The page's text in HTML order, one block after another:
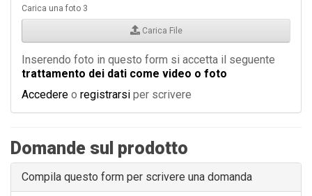
Carica una foto 3
Carica File
Inserendo foto in questo form si accetta il seguente
trattamento dei dati come video o foto
Accedere o registrarsi per scrivere
Domande sul prodotto
Compila questo form per scrivere una domanda